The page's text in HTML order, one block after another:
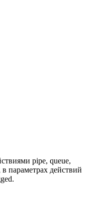
pipe, queue,
параметрах действий